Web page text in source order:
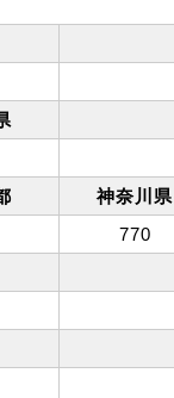
神奈川県
770